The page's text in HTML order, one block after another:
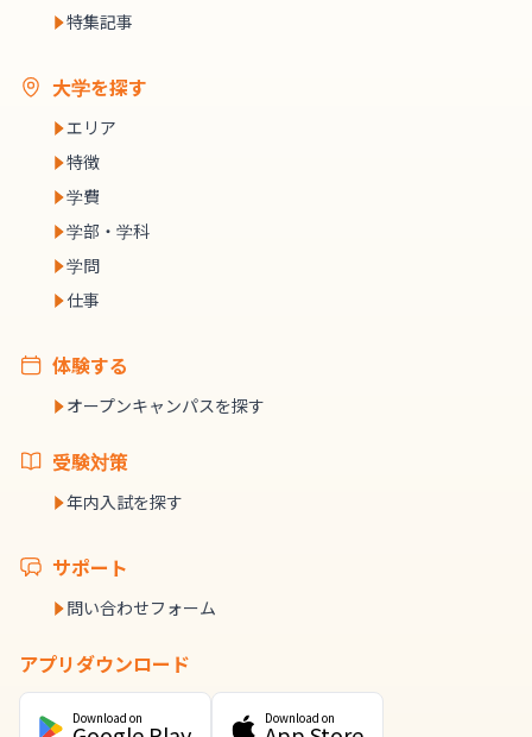
特集記事
大学を探す
エリア
特徴
学費
学部・学科
学問
仕事
体験する
オープンキャンパスを探す
受験対策
年内入試を探す
サポート
問い合わせフォーム
アプリダウンロード
Download on Download on